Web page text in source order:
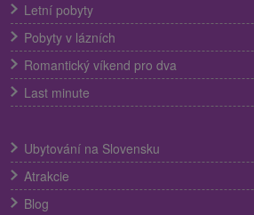
Letní pobyty
Pobyty v lázních
Romantický víkend pro dva
Last minute
Ubytování na Slovensku
Atrakcie
Blog